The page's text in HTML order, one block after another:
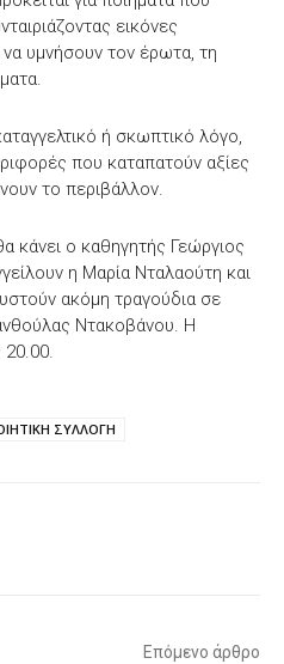
εικόνες
να υμνήσουν τον έρωτα, τη
ή σκωπτικό λόγο,
που καταπατούν αξίες
το περιβάλλον.
κάνει ο καθηγητής Γεώργιος
η Μαρία Νταλαούτη και
ακόμη τραγούδια σε
Ντακοβάνου. Η
20.00.
ΣΥΛΛΟΓΗ
Επόμενο άρθρο